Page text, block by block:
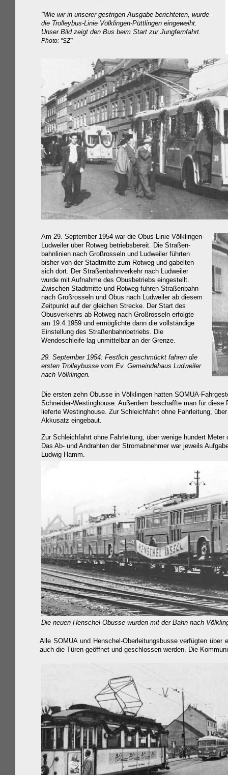
"Wie wir in unserer gestrigen Ausgabe berichteten, wurde
die Trolleybus-Linie Völklingen-Püttlingen eingeweiht.
Unser Bild zeigt den Bus beim Start zur Jungfernfahrt.
Photo: "SZ"
Am 29. September 1954 war die Obus-Linie Völklingen-
Ludweiler über Rotweg betriebsbereit. Die Straßen-
bahnlinien nach Großrosseln und Ludweiler führten
bisher von der Stadtmitte zum Rotweg und gabelten
sich dort. Der Straßenbahnverkehr nach Ludweiler
wurde mit Aufnahme des Obusbetriebs eingestellt.
Zwischen Stadtmitte und Rotweg fuhren Straßenbahn
nach Großrosseln und Obus nach Ludweiler ab diesem
Zeitpunkt auf der gleichen Strecke. Der Start des
Obusverkehrs ab Rotweg nach Großrosseln erfolgte
am 19.4.1959 und ermöglichte dann die vollständige
Einstellung des Straßenbahnbetriebs. Die
Wendeschleife lag unmittelbar an der Grenze.
29. September 1954: Festlich geschmückt fahren die
ersten Trolleybusse vom Ev. Gemeindehaus Ludweiler
nach Völklingen.
Die ersten zehn Obusse in Völklingen hatten SOMUA-
Schneider-Westinghouse. Außerdem beschaffte man für diese
lieferte Westinghouse. Zur Schleichfahrt ohne Fahrleitung,
Akkusatz eingebaut.
Zur Schleichfahrt ohne Fahrleitung, über wenige hundert
Das Ab- und Andrahten der Stromabnehmer war jeweils
Ludwig Hamm.
Die neuen Henschel-Obusse wurden mit der Bahn nach
Alle SOMUA und Henschel-Oberleitungsbusse verfügten
auch die Türen geöffnet und geschlossen werden. Die